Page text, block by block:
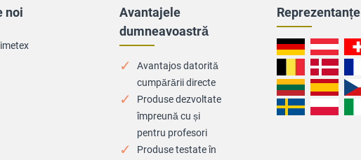
Avantajele
dumneavoastră
Avantajos datorită
cumpărării directe
Produse dezvoltate
împreună cu și
pentru profesori
Produse testate în
Reprezentanțe
noi